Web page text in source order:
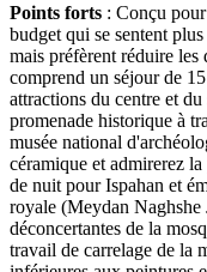
Points forts : Conçu
budget qui se sentent
mais préfèrent réduire les
comprend un séjour de
attractions du centre et
promenade historique à
musée national
céramique et admirerez
de nuit pour Ispahan et
royale (Meydan Naghshe
déconcertantes de la
travail de carrelage de la